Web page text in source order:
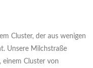
Cluster, der aus wenigen
Unsere Milchstraße
einem Cluster von